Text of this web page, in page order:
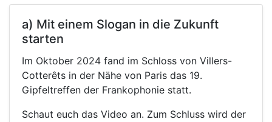
a) Mit einem Slogan in die Zukunft
starten
Im Oktober 2024 fand im Schloss von Villers-
Cotterêts in der Nähe von Paris das 19.
Gipfeltreffen der Frankophonie statt.
Schaut euch das Video an. Zum Schluss wird der